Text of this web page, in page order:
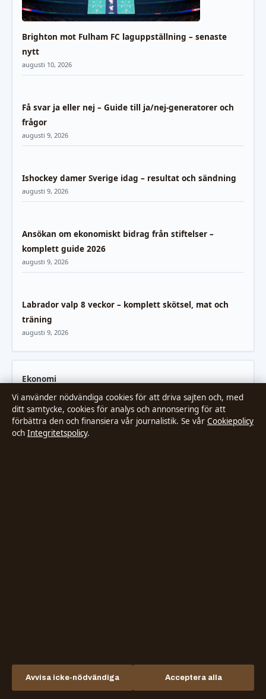
Brighton mot Fulham FC laguppställning – senaste
nytt
augusti 10, 2026
Få svar ja eller nej – Guide till ja/nej-generatorer och
frågor
augusti 9, 2026
Ishockey damer Sverige idag – resultat och sändning
augusti 9, 2026
Ansökan om ekonomiskt bidrag från stiftelser –
komplett guide 2026
augusti 9, 2026
Labrador valp 8 veckor – komplett skötsel, mat och
träning
augusti 9, 2026
Ekonomi
Kultur
Livsstil
Vi använder nödvändiga cookies för att driva sajten och, med
ditt samtycke, cookies för analys och annonsering för att
förbättra den och finansiera vår journalistik. Se vår Cookiepolicy
och Integritetspolicy.
Avvisa icke-nödvändiga Acceptera alla